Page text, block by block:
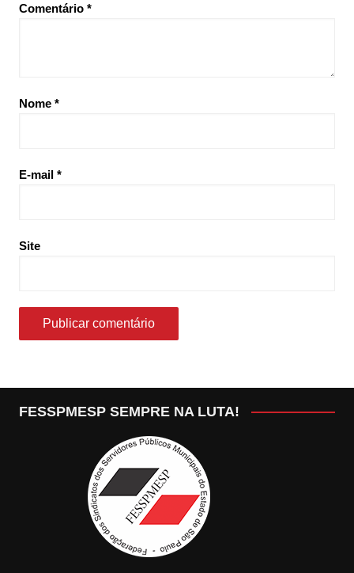
Comentário *
Nome *
E-mail *
Site
FESSPMESP SEMPRE NA LUTA!